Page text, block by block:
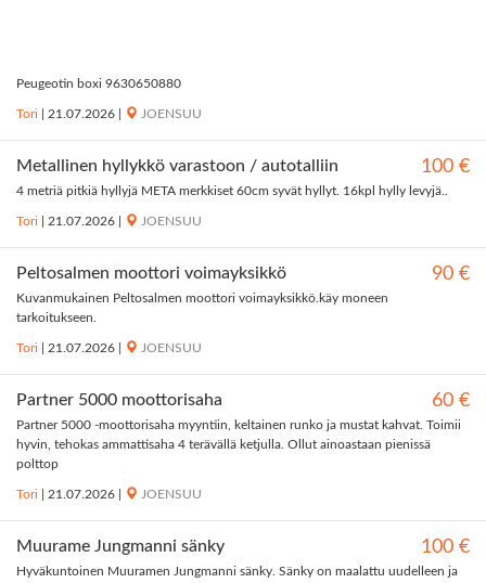
Peugeotin boxi 9630650880
Tori 21.07.2026 JOENSUU
Metallinen hyllykkö varastoon / autotalliin 100 €
4 metriä pitkiä hyllyjä META merkkiset 60cm syvät hyllyt. 16kpl hylly levyjä..
Tori 21.07.2026 JOENSUU
Peltosalmen moottori voimayksikkö 90 €
Kuvanmukainen Peltosalmen moottori voimayksikkö.käy moneen
tarkoitukseen.
Tori 21.07.2026 JOENSUU
Partner 5000 moottorisaha 60 €
Partner 5000 -moottorisaha myyntiin, keltainen runko ja mustat kahvat. Toimii
hyvin, tehokas ammattisaha 4 terävällä ketjulla. Ollut ainoastaan pienissä
polttop
Tori 21.07.2026 JOENSUU
Muurame Jungmanni sänky 100 €
Hyväkuntoinen Muuramen Jungmanni sänky. Sänky on maalattu uudelleen ja